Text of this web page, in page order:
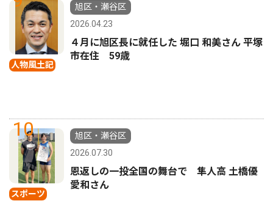
人物風土記
旭区・瀬谷区
2026.04.23
４月に旭区長に就任した 堀口 和美さん 平塚
市在住 59歳
10
スポーツ
旭区・瀬谷区
2026.07.30
恩返しの一投全国の舞台で 隼人高 土橋優
愛和さん